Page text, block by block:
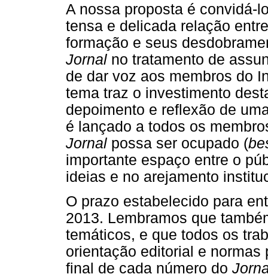
A nossa proposta é convidá-
tensa e delicada relação
formação e seus
Jornal no tratamento de
de dar voz aos membros do
tema traz o investimento
depoimento e reflexão de
é lançado a todos os
Jornal possa ser ocupado (
importante espaço entre o
ideias e no arejamento
O prazo estabelecido para
2013. Lembramos que
temáticos, e que todos os
orientação editorial e
final de cada número do